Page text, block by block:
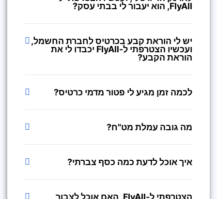
FlyAll, הוא יעבור לי בבתי עסק?
יש לי הוראת קבע בכרטיס לחברת החשמל,
ועכשיו הצטרפתי ל-FlyAll יכבדו לי את
הוראת הקבע?
לכמה זמן מגיע לי פטור מדמי כרטיס?
מה גובה עמלת מט"ח?
איך אוכל לדעת כמה כסף צברתי?
הצטרפתי ל-FlyAll, האם אוכל לצבור